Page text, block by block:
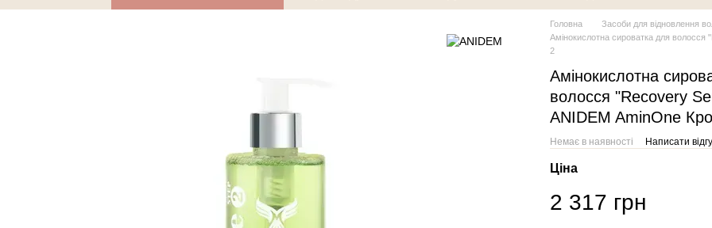
Головна Засоби для відновлення
Амінокислотна сироватка для
2
Амінокислотна
волосся "Recovery
ANIDEM AminOne
Немає в наявності Написати
Ціна
2 317 грн